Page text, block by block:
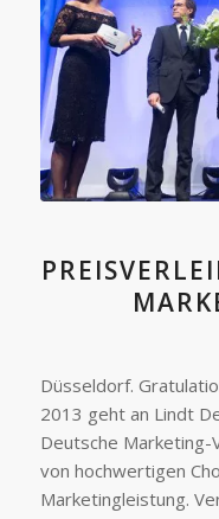
Düsseldorf.
2013 geht an Lindt
Deutsche Marketing-
von hochwertigen
Marketingleistung.